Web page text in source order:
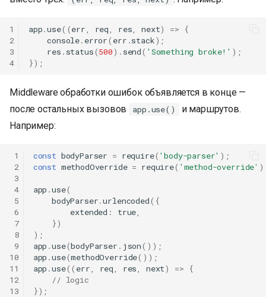
1
2
3
4
app.use((err, req, res, next) =>
{
console. error( err .stack);
res . status(500). send( 'Something broke!' );
});
Middleware обработки ошибок объявляется в конце —
после остальных вызовов
app.use()
и маршрутов.
Например:
1
2
3
4
5
6
7
8
9
10
11
12
13
const bodyParser = require( 'body-parser' );
const methodOverride = require( 'method-override'
app .use(
bodyParser.urlencoded({
extended : true,
})
);
app .use(bodyParser . json());
app .use(methodOverride());
app .use(( err, req, res, next) =>
{
// logic
});